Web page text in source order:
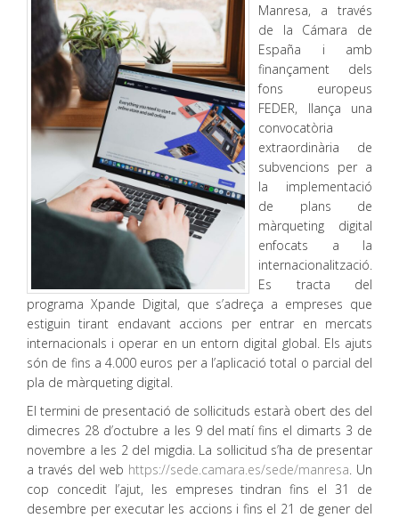
Manresa, a través
de la Cámara de
España i amb
finançament dels
fons europeus
FEDER, llança una
convocatòria
extraordinària de
subvencions per a
la implementació
de plans de
màrqueting digital
enfocats a la
internacionalització.
Es tracta del
programa Xpande Digital, que s’adreça a empreses que
estiguin tirant endavant accions per entrar en mercats
internacionals i operar en un entorn digital global. Els ajuts
són de fins a 4.000 euros per a l’aplicació total o parcial del
pla de màrqueting digital.
El termini de presentació de sol·licituds estarà obert des del
dimecres 28 d’octubre a les 9 del matí fins el dimarts 3 de
novembre a les 2 del migdia. La sol·licitud s’ha de presentar
a través del web https://sede.camara.es/sede/manresa. Un
cop concedit l’ajut, les empreses tindran fins el 31 de
desembre per executar les accions i fins el 21 de gener del